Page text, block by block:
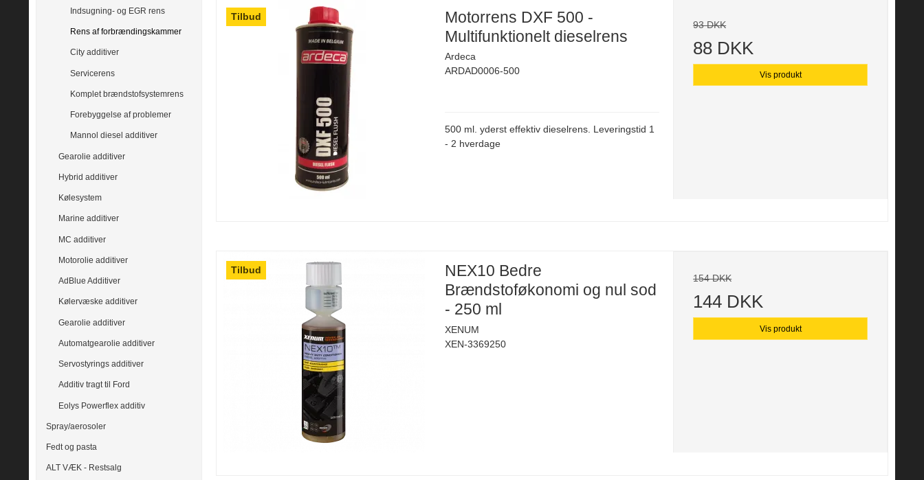
Indsugning- og EGR rens
Rens af forbrændingskammer
City additiver
Servicerens
Komplet brændstofsystemrens
Forebyggelse af problemer
Mannol diesel additiver
Gearolie additiver
Hybrid additiver
Kølesystem
Marine additiver
MC additiver
Motorolie additiver
AdBlue Additiver
Kølervæske additiver
Gearolie additiver
Automatgearolie additiver
Servostyrings additiver
Additiv tragt til Ford
Eolys Powerflex additiv
Spray/aerosoler
Fedt og pasta
ALT VÆK - Restsalg
Tilbud
Motorrens DXF 500 -
Multifunktionelt dieselrens
Ardeca
ARDAD0006-500
500 ml. yderst effektiv dieselrens. Leveringstid 1
- 2 hverdage
93 DKK
88 DKK
Vis produkt
Tilbud
NEX10 Bedre
Brændstoføkonomi og nul sod
- 250 ml
XENUM
XEN-3369250
154 DKK
144 DKK
Vis produkt